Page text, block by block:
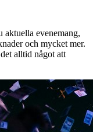
evenemang,
och mycket mer.
alltid något att